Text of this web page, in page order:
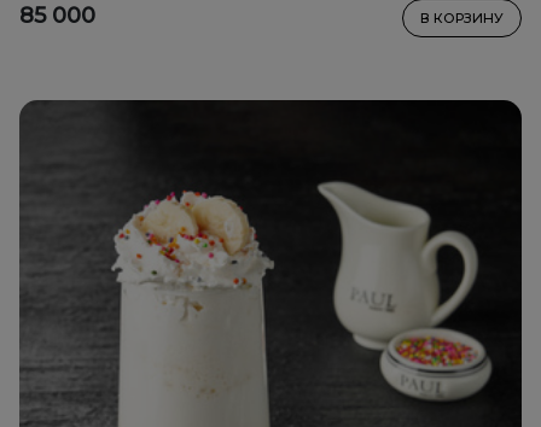
85 000 В КОРЗИНУ